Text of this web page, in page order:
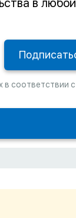
в соответствии с